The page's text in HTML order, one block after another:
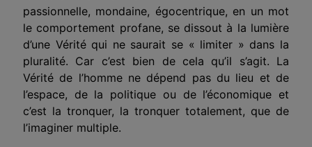
passionnelle, mondaine, égocentrique, en un mot
le comportement profane, se dissout à la lumière
d’une Vérité qui ne saurait se « limiter » dans la
pluralité. Car c’est bien de cela qu’il s’agit. La
Vérité de l’homme ne dépend pas du lieu et de
l’espace, de la politique ou de l’économique et
c’est la tronquer, la tronquer totalement, que de
l’imaginer multiple.